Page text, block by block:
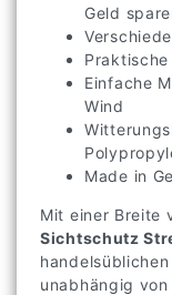
Geld
Einfache
Wind
Made in
Mit einer Breite
Sichtschutz
unabhängig